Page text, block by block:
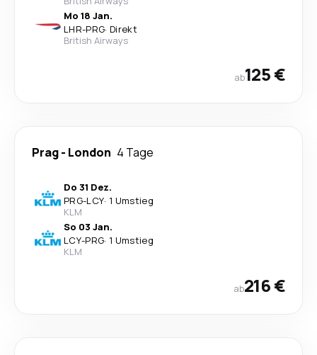
Mo 18 Jan.
LHR-PRG· Direkt
British Airways
ab125 €
Prag- London 4 Tage
Do 31 Dez.
PRG-LCY· 1 Umstieg
KLM
So 03 Jan.
LCY-PRG· 1 Umstieg
KLM
ab216 €